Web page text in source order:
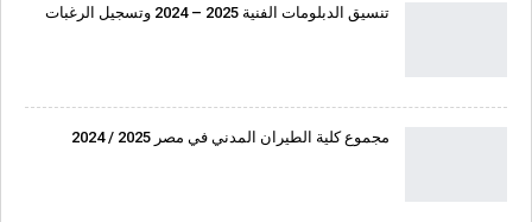
تنسيق الدبلومات الفنية 2025 – 2024 وتسجيل الرغبات
مجموع كلية الطيران المدني في مصر 2025 / 2024